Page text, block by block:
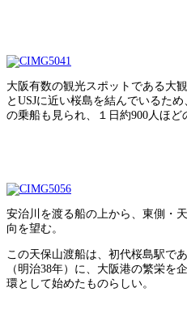
大阪有数の観光スポットである大
とUSJに近い桜島を結んでいるた
の乗船も見られ、１日約900人ほど
安治川を渡る船の上から、東側・
向を望む。
この天保山渡船は、初代桜島駅で
（明治38年）に、大阪港の繁栄を
環として始めたものらしい。